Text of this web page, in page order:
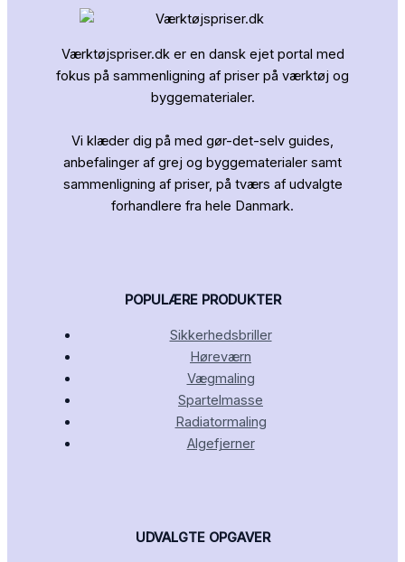
Værktøjspriser.dk er en dansk ejet portal med
fokus på sammenligning af priser på værktøj og
byggematerialer.
Vi klæder dig på med gør-det-selv guides,
anbefalinger af grej og byggematerialer samt
sammenligning af priser, på tværs af udvalgte
forhandlere fra hele Danmark.
POPULÆRE PRODUKTER
Sikkerhedsbriller
Høreværn
Vægmaling
Spartelmasse
Radiatormaling
Algefjerner
UDVALGTE OPGAVER